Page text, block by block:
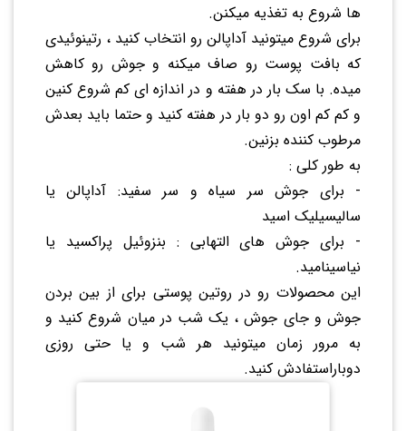
ها شروع به تغذیه میکنن.
برای شروع میتونید آداپالن رو انتخاب کنید ، رتینوئیدی
که بافت پوست رو صاف میکنه و جوش رو کاهش
میده. با سک بار در هفته و در اندازه ای کم شروع کنین
و کم کم اون رو دو بار در هفته کنید و حتما باید بعدش
مرطوب کننده بزنین.
به طور کلی :
- برای جوش سر سیاه و سر سفید: آداپالن یا
سالیسیلیک اسید
- برای جوش های التهابی : بنزوئیل پراکسید یا
نیاسینامید.
این محصولات رو در روتین پوستی برای از بین بردن
جوش و جای جوش ، یک شب در میان شروع کنید و
به مرور زمان میتونید هر شب و یا حتی روزی
دوباراستفادش کنید.